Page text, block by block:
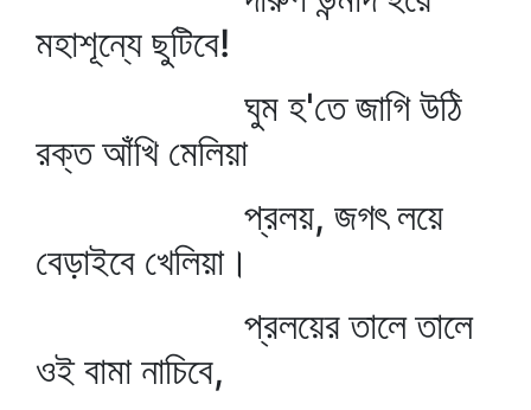
মহাশূন্যে ছুটিবে!
ঘুম হ'তে জাগি উঠি
রক্ত আঁখি মেলিয়া
প্রলয়, জগৎ লয়ে
বেড়াইবে খেলিয়া।
প্রলয়ের তালে তালে
ওই বামা নাচিবে,